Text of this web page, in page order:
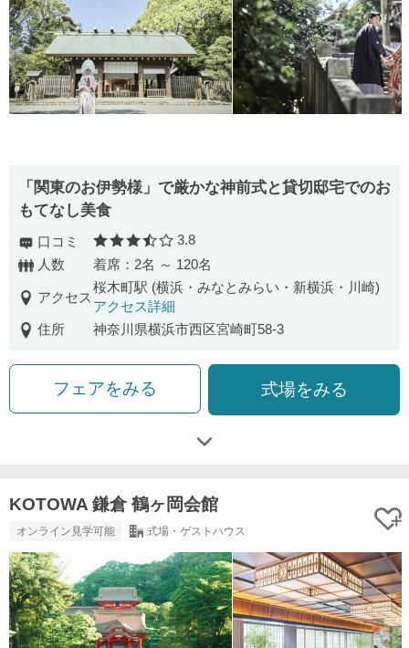
「関東のお伊勢様」で厳かな神前式と貸切邸宅でのお
もてなし美食
口コミ 口コミ評価
3.8
人数
着席：2名 ～ 120名
アクセス
桜木町駅 (横浜・みなとみらい・新横浜・川崎)
アクセス詳細
住所
神奈川県横浜市西区宮崎町58-3
フェアをみる 式場をみる
KOTOWA 鎌倉 鶴ヶ岡会館
オンライン見学可能 式場・ゲストハウス